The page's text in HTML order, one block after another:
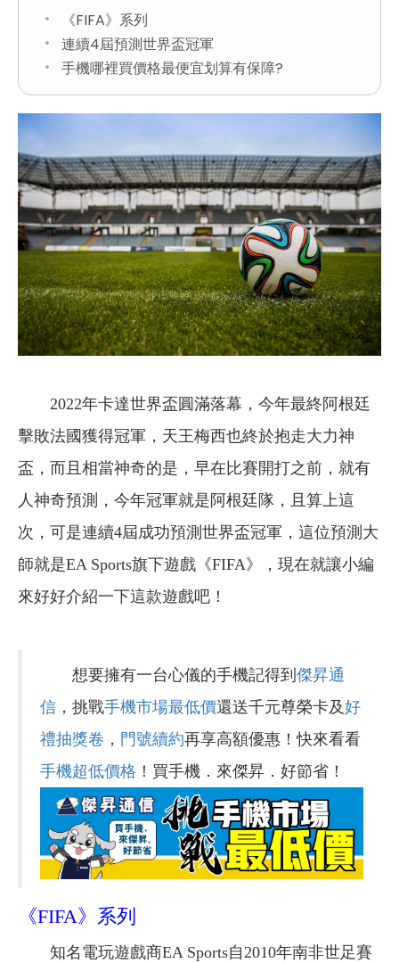
《FIFA》系列
連續4屆預測世界盃冠軍
手機哪裡買價格最便宜划算有保障?
2022年卡達世界盃圓滿落幕，今年最終阿根廷
擊敗法國獲得冠軍，天王梅西也終於抱走大力神
盃，而且相當神奇的是，早在比賽開打之前，就有
人神奇預測，今年冠軍就是阿根廷隊，且算上這
次，可是連續4屆成功預測世界盃冠軍，這位預測大
師就是EA Sports旗下遊戲《FIFA》，現在就讓小編
來好好介紹一下這款遊戲吧！
想要擁有一台心儀的手機記得到 傑昇通
信 ，挑戰手機市場最低價還送千元尊榮卡及好
禮抽獎卷 ， 門號續約再享高額優惠！快來看看
手機超低價格 ！買手機．來傑昇．好節省！
《FIFA》系列
知名電玩遊戲商EA Sports自2010年南非世足賽